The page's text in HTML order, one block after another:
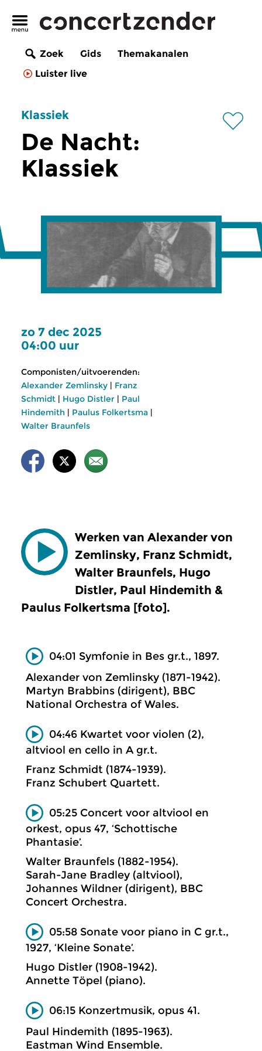
Zoek Gids
Themakanalen
Luister live
Klassiek
De Nacht:
Klassiek
zo 7 dec 2025
04:00 uur
Componisten/uitvoerenden:
Alexander Zemlinsky | Franz
Schmidt | Hugo Distler | Paul
Hindemith | Paulus Folkertsma |
Walter Braunfels
Werken van Alexander von
Zemlinsky, Franz Schmidt,
Walter Braunfels, Hugo
Distler, Paul Hindemith &
Paulus Folkertsma [foto].
04:01 Symfonie in Bes gr.t., 1897.
Alexander von Zemlinsky (1871-1942).
Martyn Brabbins (dirigent), BBC
National Orchestra of Wales.
04:46 Kwartet voor violen (2),
altviool en cello in A gr.t.
Franz Schmidt (1874-1939).
Franz Schubert Quartett.
05:25 Concert voor altviool en
orkest, opus 47, ‘Schottische
Phantasie’.
Walter Braunfels (1882-1954).
Sarah-Jane Bradley (altviool),
Johannes Wildner (dirigent), BBC
Concert Orchestra.
05:58 Sonate voor piano in C gr.t.,
1927, ‘Kleine Sonate’.
Hugo Distler (1908-1942).
Annette Töpel (piano).
06:15 Konzertmusik, opus 41.
Paul Hindemith (1895-1963).
Eastman Wind Ensemble.